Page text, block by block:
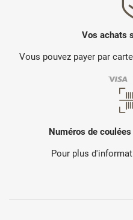
Vos achats
Vous pouvez payer par
Numéros de
Pour plus